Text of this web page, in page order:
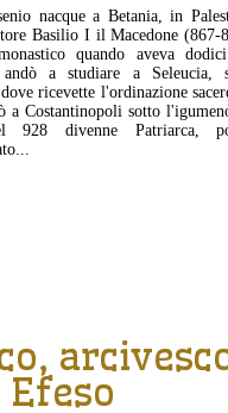
nacque a Betania, in
Basilio I il Macedone (867-
quando aveva
andò a studiare a Seleucia,
ricevette l'ordinazione
a Costantinopoli sotto
928 divenne Patriarca,
Efeso